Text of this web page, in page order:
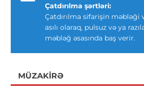
Çatdırılma şərtləri:
Çatdırılma sifarişin məbləği
asılı olaraq, pulsuz və ya
məbləğ əsasında baş verir.
MÜZAKIRƏ